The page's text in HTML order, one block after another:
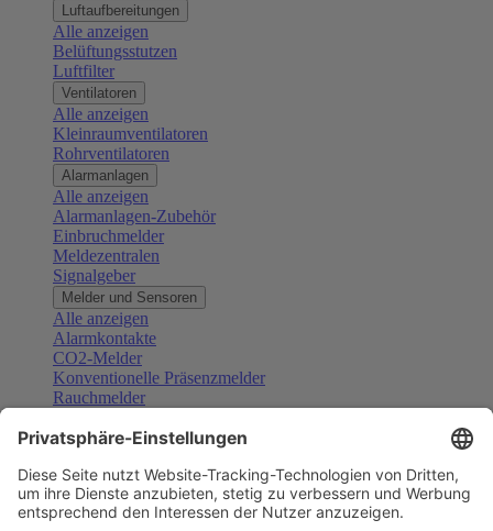
Luftaufbereitungen
Alle anzeigen
Belüftungsstutzen
Luftfilter
Ventilatoren
Alle anzeigen
Kleinraumventilatoren
Rohrventilatoren
Alarmanlagen
Alle anzeigen
Alarmanlagen-Zubehör
Einbruchmelder
Meldezentralen
Signalgeber
Melder und Sensoren
Alle anzeigen
Alarmkontakte
CO2-Melder
Konventionelle Präsenzmelder
Rauchmelder
Gefahrenmelder
Türsprechanlagen
Alle anzeigen
Außenstationen